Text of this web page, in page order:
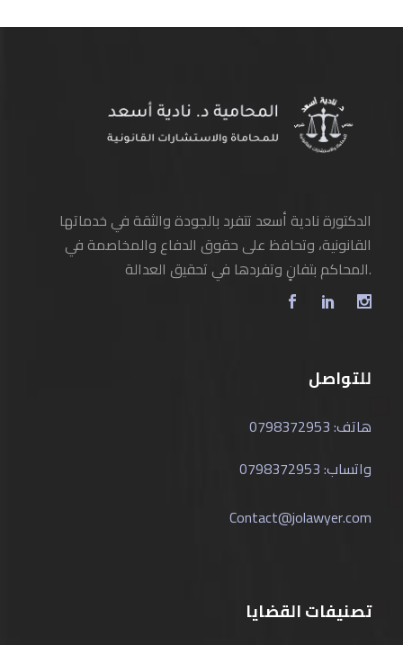
الدكتورة نادية أسعد تتفرد بالجودة والثقة في خدماتها
القانونية، وتحافظ على حقوق الدفاع والمخاصمة في
المحاكم بتفانٍ وتفردها في تحقيق العدالة.
للتواصل
هاتف: 0798372953
واتساب: 0798372953
Contact@jolawyer.com
تصنيفات القضايا